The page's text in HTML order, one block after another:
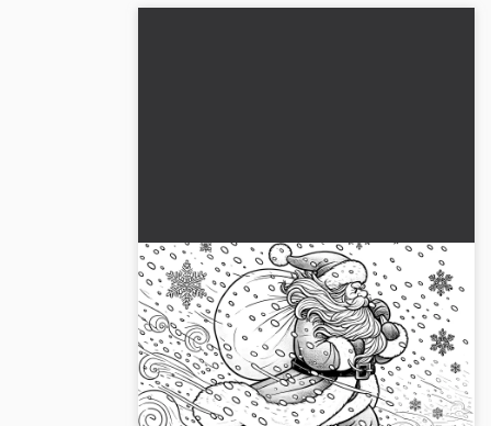
Värityskuva: Joulupukki
lumimyrskyssä
Lataa nyt ilmainen värityskuva joulupukista
lumimyrskyssä. 🎅 Luo talvinen kohtaus
luovuudellasi....